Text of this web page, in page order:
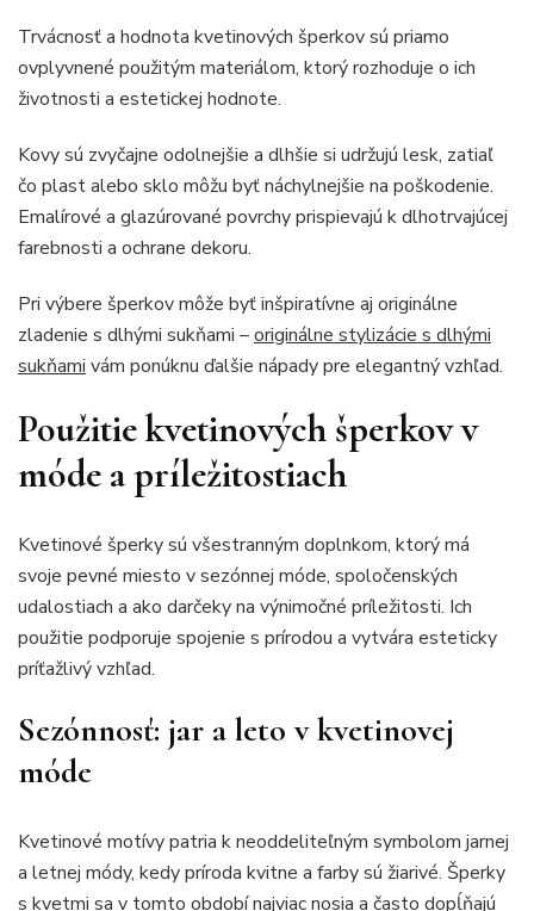
Trvácnosť a hodnota kvetinových šperkov sú priamo
ovplyvnené použitým materiálom, ktorý rozhoduje o ich
životnosti a estetickej hodnote.
Kovy sú zvyčajne odolnejšie a dlhšie si udržujú lesk, zatiaľ
čo plast alebo sklo môžu byť náchylnejšie na poškodenie.
Emalírové a glazúrované povrchy prispievajú k dlhotrvajúcej
farebnosti a ochrane dekoru.
Pri výbere šperkov môže byť inšpiratívne aj originálne
zladenie s dlhými sukňami –originálne stylizácie s dlhými
sukňami vám ponúknu ďalšie nápady pre elegantný vzhľad.
Použitie kvetinových šperkov v
móde a príležitostiach
Kvetinové šperky sú všestranným doplnkom, ktorý má
svoje pevné miesto v sezónnej móde, spoločenských
udalostiach a ako darčeky na výnimočné príležitosti. Ich
použitie podporuje spojenie s prírodou a vytvára esteticky
príťažlivý vzhľad.
Sezónnosť: jar a leto v kvetinovej
móde
Kvetinové motívy patria k neoddeliteľným symbolom jarnej
a letnej módy, kedy príroda kvitne a farby sú žiarivé. Šperky
s kvetmi sa v tomto období najviac nosia a často dopĺňajú